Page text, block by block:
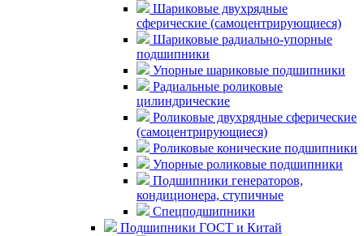
Шариковые двухрядные
сферические (самоцентрирующиеся)
Шариковые радиально-упорные
подшипники
Упорные шариковые подшипники
Радиальные роликовые
цилиндрические
Роликовые двухрядные сферические
(самоцентрирующиеся)
Роликовые конические подшипники
Упорные роликовые подшипники
Подшипники генераторов,
кондиционера, ступичные
Спецподшипники
Подшипники ГОСТ и Китай